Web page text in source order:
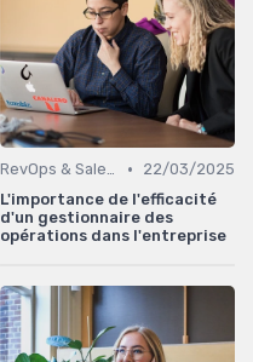
RevOps & Sales Ops •
22/03/2025
L'importance de l'efficacité
d'un gestionnaire des
opérations dans l'entreprise